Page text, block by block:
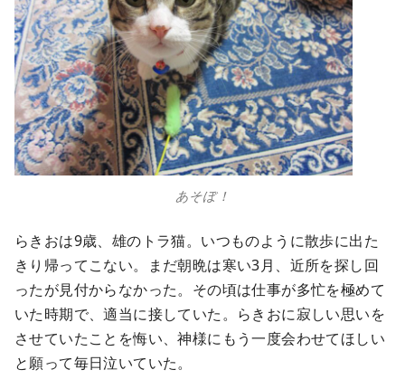
あそぼ！
らきおは9歳、雄のトラ猫。いつものように散歩に出た
きり帰ってこない。まだ朝晩は寒い3月、近所を探し回
ったが見付からなかった。その頃は仕事が多忙を極めて
いた時期で、適当に接していた。らきおに寂しい思いを
させていたことを悔い、神様にもう一度会わせてほしい
と願って毎日泣いていた。